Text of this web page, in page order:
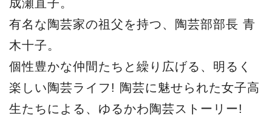
成瀬直子。
有名な陶芸家の祖父を持つ、陶芸部部長 青
木十子。
個性豊かな仲間たちと繰り広げる、明るく
楽しい陶芸ライフ! 陶芸に魅せられた女子高
生たちによる、ゆるかわ陶芸ストーリー!